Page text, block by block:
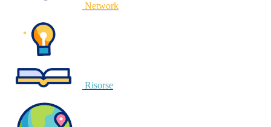
Network
Risorse